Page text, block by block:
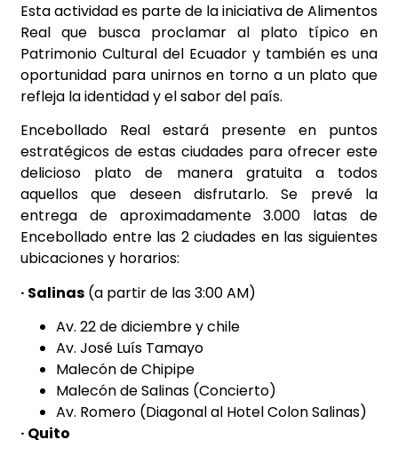
Esta actividad es parte de la iniciativa de Alimentos
Real que busca proclamar al plato típico en
Patrimonio Cultural del Ecuador y también es una
oportunidad para unirnos en torno a un plato que
refleja la identidad y el sabor del país.
Encebollado Real estará presente en puntos
estratégicos de estas ciudades para ofrecer este
delicioso plato de manera gratuita a todos
aquellos que deseen disfrutarlo. Se prevé la
entrega de aproximadamente 3.000 latas de
Encebollado entre las 2 ciudades en las siguientes
ubicaciones y horarios:
· Salinas (a partir de las 3:00 AM)
Av. 22 de diciembre y chile
Av. José Luís Tamayo
Malecón de Chipipe
Malecón de Salinas (Concierto)
Av. Romero (Diagonal al Hotel Colon Salinas)
· Quito